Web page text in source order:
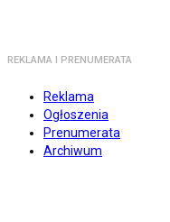
REKLAMA I PRENUMERATA
Reklama
Ogłoszenia
Prenumerata
Archiwum